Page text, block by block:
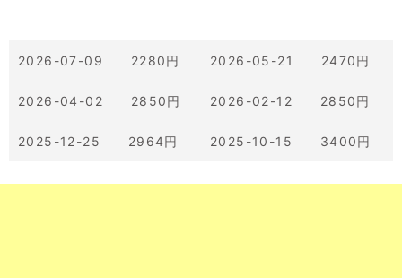
2026-07-09 2280円 2026-05-21 2470円
2026-04-02 2850円 2026-02-12 2850円
2025-12-25 2964円 2025-10-15 3400円